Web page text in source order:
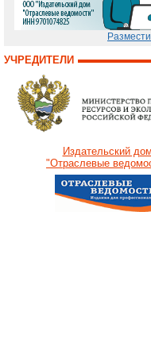
УЧРЕДИТЕЛИ
Издательский дом
"Отраслевые